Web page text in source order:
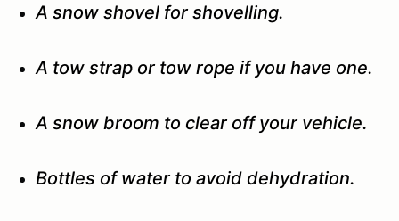
A snow shovel for shovelling.
A tow strap or tow rope if you have one.
A snow broom to clear off your vehicle.
Bottles of water to avoid dehydration.